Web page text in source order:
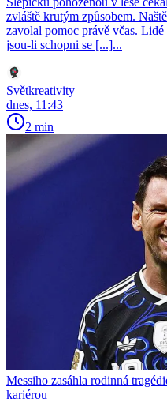
zvláště krutým způsobem.
zavolal pomoc právě včas.
jsou-li schopni se [...]...
Světkreativity
dnes, 11:43
2 min
Messiho zasáhla rodinná
kariérou